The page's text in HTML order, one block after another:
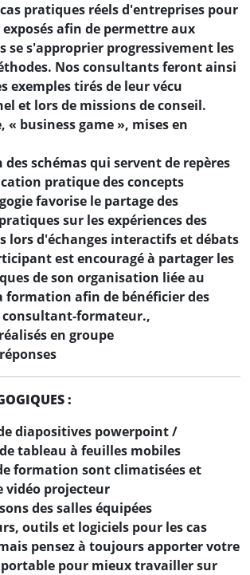
pratiques réels d'entreprises pour
afin de permettre aux
se s'approprier progressivement les
Nos consultants feront ainsi
exemples tirés de leur vécu
et lors de missions de conseil.
« business game », mises en
schémas qui servent de repères
pratique des concepts
favorise le partage des
sur les expériences des
lors d'échanges interactifs et débats
est encouragé à partager les
de son organisation liée au
formation afin de bénéficier des
consultant-formateur.,
en groupe
:
diapositives powerpoint /
tableau à feuilles mobiles
formation sont climatisées et
vidéo projecteur
des salles équipées
outils et logiciels pour les cas
pensez à toujours apporter votre
pour mieux travailler sur